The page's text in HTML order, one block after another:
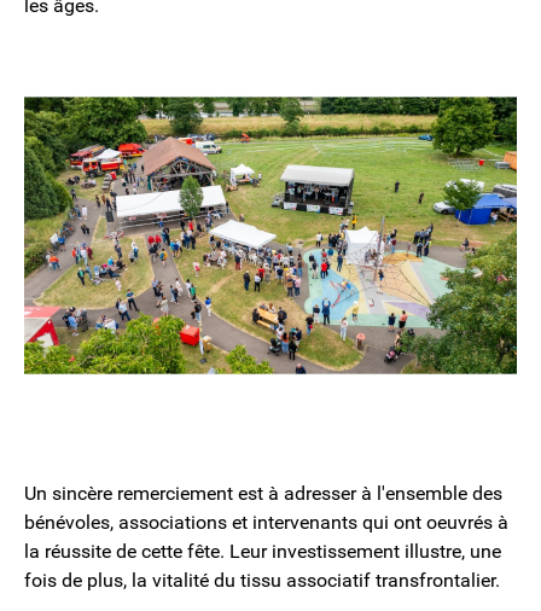
les âges.
Un sincère remerciement est à adresser à l'ensemble des
bénévoles, associations et intervenants qui ont oeuvrés à
la réussite de cette fête. Leur investissement illustre, une
fois de plus, la vitalité du tissu associatif transfrontalier.